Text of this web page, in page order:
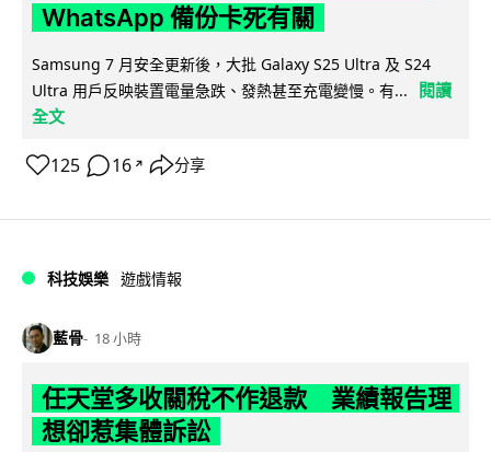
WhatsApp 備份卡死有關
Samsung 7 月安全更新後，大批 Galaxy S25 Ultra 及 S24
Ultra 用戶反映裝置電量急跌、發熱甚至充電變慢。有...
閱讀
全文
125 16 ↗ 分享
科技娛樂 遊戲情報
藍骨 18 小時
任天堂多收關稅不作退款 業績報告理
想卻惹集體訴訟